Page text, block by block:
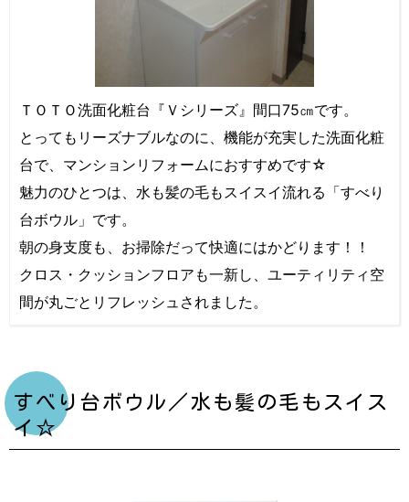
ＴＯＴＯ洗面化粧台『Ｖシリーズ』間口75㎝です。
とってもリーズナブルなのに、機能が充実した洗面化粧
台で、マンションリフォームにおすすめです☆
魅力のひとつは、水も髪の毛もスイスイ流れる「すべり
台ボウル」です。
朝の身支度も、お掃除だって快適にはかどります！！
クロス・クッションフロアも一新し、ユーティリティ空
間が丸ごとリフレッシュされました。
すべり台ボウル／水も髪の毛もスイス
イ☆